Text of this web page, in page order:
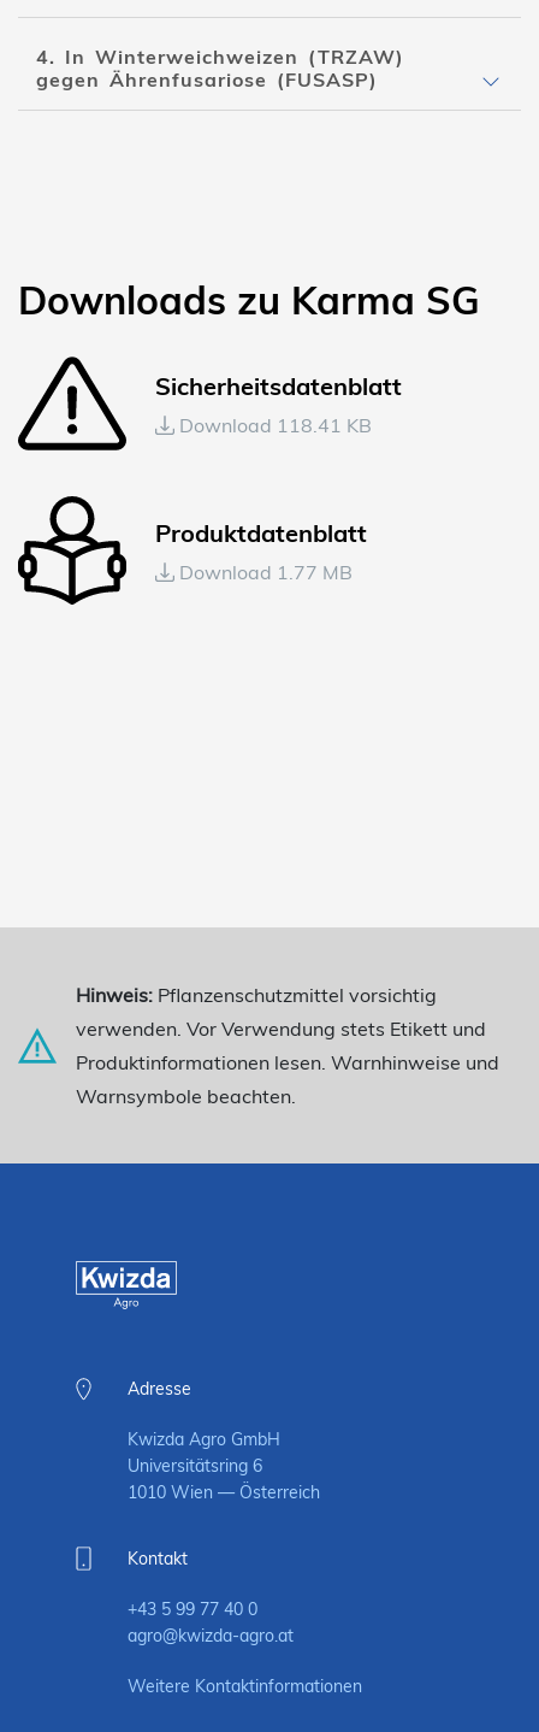
4. In Winterweichweizen (TRZAW)
gegen Ährenfusariose (FUSASP)
Downloads zu Karma SG
Sicherheitsdatenblatt
Download 118.41 KB
Produktdatenblatt
Download 1.77 MB
Hinweis: Pflanzenschutzmittel vorsichtig
verwenden. Vor Verwendung stets Etikett und
Produktinformationen lesen. Warnhinweise und
Warnsymbole beachten.
Adresse
Kwizda Agro GmbH
Universitätsring 6
1010 Wien — Österreich
Kontakt
+43 5 99 77 40 0
agro@kwizda-agro.at
Weitere Kontaktinformationen